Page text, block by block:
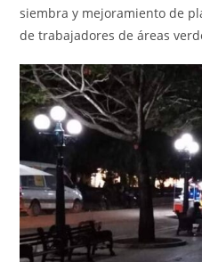
siembra y mejoramiento de
de trabajadores de áreas